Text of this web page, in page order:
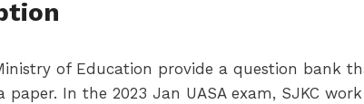
of Education provide a question bank
paper. In the 2023 Jan UASA exam, SJKC